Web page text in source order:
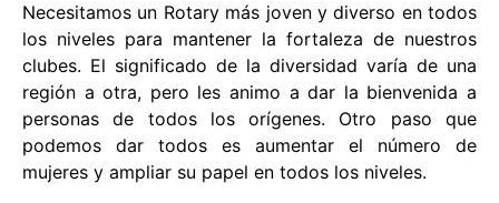
Necesitamos un Rotary más joven y diverso en todos
los niveles para mantener la fortaleza de nuestros
clubes. El significado de la diversidad varía de una
región a otra, pero les animo a dar la bienvenida a
personas de todos los orígenes. Otro paso que
podemos dar todos es aumentar el número de
mujeres y ampliar su papel en todos los niveles.